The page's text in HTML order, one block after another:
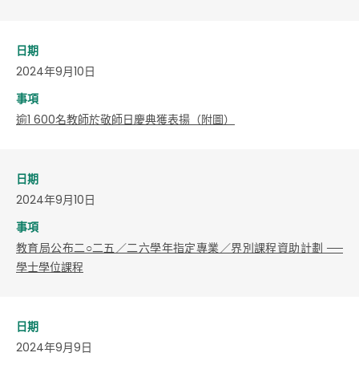
日期
2024年9月10日
事項
逾1 600名教師於敬師日慶典獲表揚（附圖）
日期
2024年9月10日
事項
教育局公布二○二五／二六學年指定專業／界別課程資助計劃 ──
學士學位課程
日期
2024年9月9日